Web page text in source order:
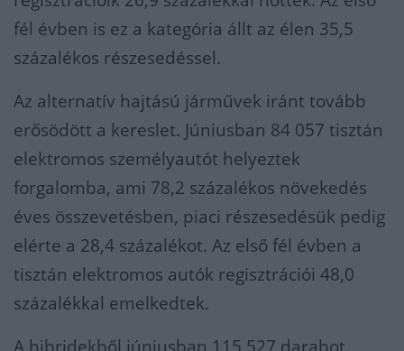
fél évben is ez a kategória állt az élen 35,5
százalékos részesedéssel.
Az alternatív hajtású járművek iránt tovább
erősödött a kereslet. Júniusban 84 057 tisztán
elektromos személyautót helyeztek
forgalomba, ami 78,2 százalékos növekedés
éves összevetésben, piaci részesedésük pedig
elérte a 28,4 százalékot. Az első fél évben a
tisztán elektromos autók regisztrációi 48,0
százalékkal emelkedtek.